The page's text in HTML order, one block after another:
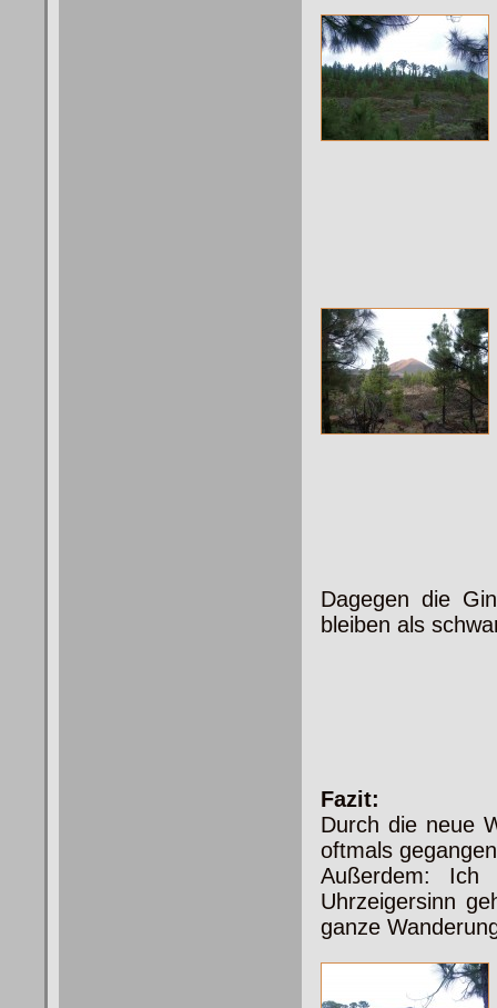
Dagegen die
bleiben als
Fazit:
Durch die neue
oftmals
Außerdem:
Uhrzeigersinn
ganze